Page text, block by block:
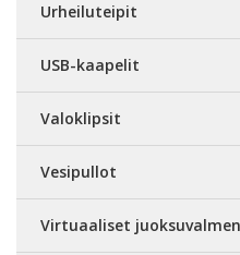
Urheiluteipit
USB-kaapelit
Valoklipsit
Vesipullot
Virtuaaliset